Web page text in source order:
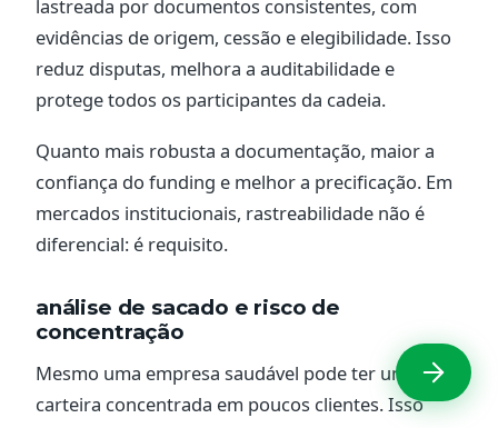
lastreada por documentos consistentes, com
evidências de origem, cessão e elegibilidade. Isso
reduz disputas, melhora a auditabilidade e
protege todos os participantes da cadeia.
Quanto mais robusta a documentação, maior a
confiança do funding e melhor a precificação. Em
mercados institucionais, rastreabilidade não é
diferencial: é requisito.
análise de sacado e risco de
concentração
Mesmo uma empresa saudável pode ter uma
carteira concentrada em poucos clientes. Isso